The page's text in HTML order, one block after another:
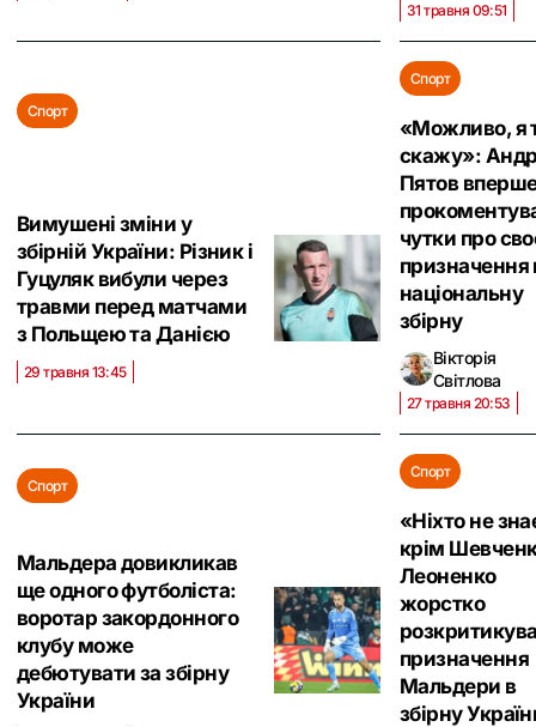
31 травня 09:51
Спорт
Вимушені зміни у
збірній України: Різник і
Гуцуляк вибули через
травми перед матчами
з Польщею та Данією
29 травня 13:45
Спорт
«Можливо, я
скажу»:
Пятов
чутки про
призначення
національну
збірну
Вікторія
Світлова
27 травня 20:53
Спорт
Мальдера довикликав
ще одного футболіста:
воротар закордонного
клубу може
дебютувати за збірну
України
Спорт
«Ніхто не
крім
Леоненко
жорстко
призначення
Мальдери в
збірну